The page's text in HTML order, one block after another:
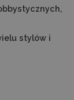
stylów i